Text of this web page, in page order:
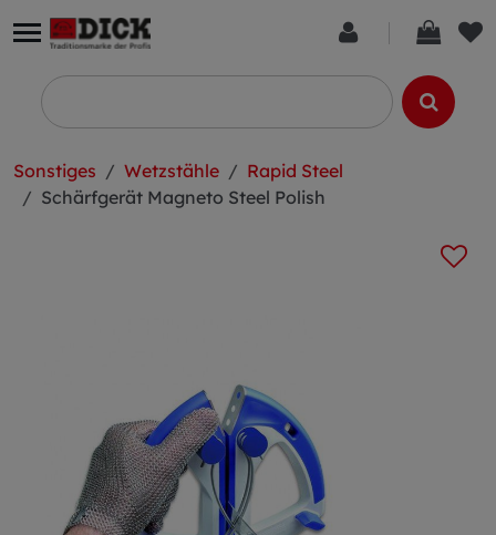
Sonstiges Wetzstähle
Rapid Steel
Schärfgerät Magneto Steel Polish